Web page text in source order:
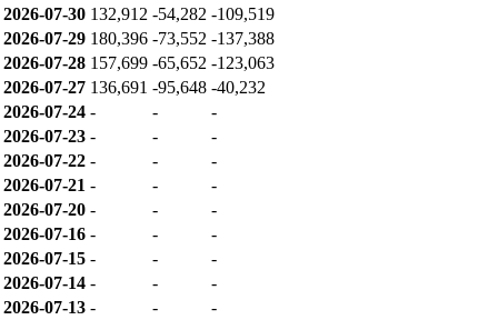
2026-07-30 132,912 -54,282 -109,519
2026-07-29 180,396 -73,552 -137,388
2026-07-28 157,699 -65,652 -123,063
2026-07-27 136,691 -95,648 -40,232
2026-07-24 - -
-
2026-07-23 - -
-
2026-07-22 - -
-
2026-07-21 - -
-
2026-07-20 - -
-
2026-07-16 - -
-
2026-07-15 - -
-
2026-07-14 - -
-
2026-07-13 - -
-